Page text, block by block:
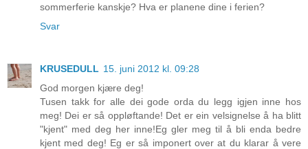
sommerferie kanskje? Hva er planene dine i ferien?
Svar
KRUSEDULL 15. juni 2012 kl. 09:28
God morgen kjære deg!
Tusen takk for alle dei gode orda du legg igjen inne hos
meg! Dei er så oppløftande! Det er ein velsignelse å ha blitt
"kjent" med deg her inne!Eg gler meg til å bli enda bedre
kjent med deg! Eg er så imponert over at du klarar å vere